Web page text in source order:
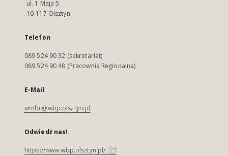
ul. 1 Maja 5
10-117 Olsztyn
Telefon
089 524 90 32 (sekretariat)
089 524 90 48 (Pracownia Regionalna)
E-Mail
wmbc@wbp.olsztyn.pl
Odwiedź nas!
https://www.wbp.olsztyn.pl/